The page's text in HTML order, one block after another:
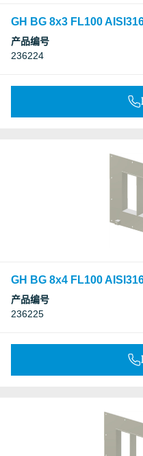
GH BG 8x3 FL100
产品编号
236224
GH BG 8x4 FL100
产品编号
236225